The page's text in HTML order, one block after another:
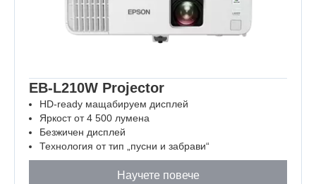
EB-L210W Projector
HD-ready мащабируем дисплей
Яркост от 4 500 лумена
Безжичен дисплей
Технология от тип „пусни и забрави“
Научете повече